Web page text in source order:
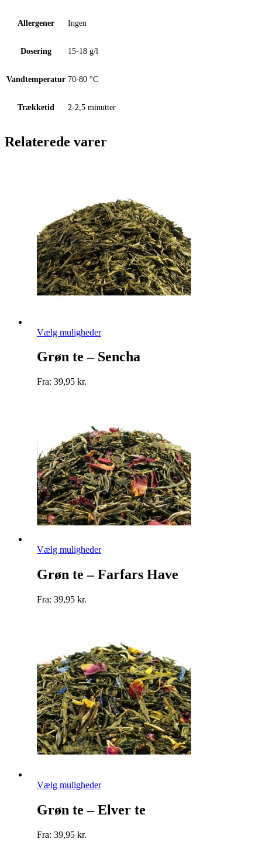
Allergener Ingen
Dosering 15-18 g/l
Vandtemperatur 70-80 °C
Trækketid 2-2,5 minutter
Relaterede varer
Vælg mulighederDette
har
flere
varesiden
Grøn te – Sencha
Fra: 39,95 kr.
Vælg mulighederDette
har
flere
varesiden
Grøn te – Farfars Have
Fra: 39,95 kr.
Vælg mulighederDette
har
flere
Grøn te – Elver te
Fra: 39,95 kr.